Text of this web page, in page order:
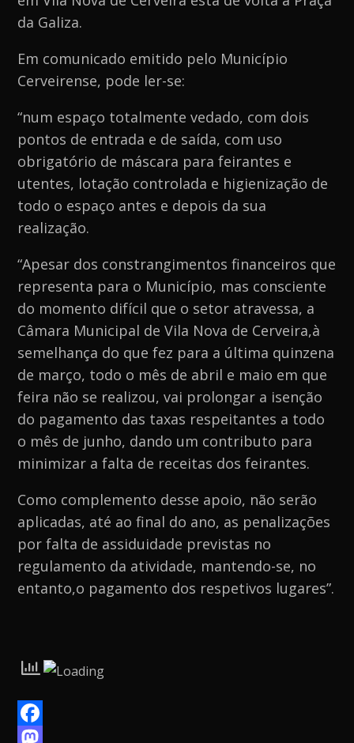
da Galiza.
Em comunicado emitido pelo Município
Cerveirense, pode ler-se:
“num espaço totalmente vedado, com dois
pontos de entrada e de saída, com uso
obrigatório de máscara para feirantes e
utentes, lotação controlada e higienização de
todo o espaço antes e depois da sua
realização.
“Apesar dos constrangimentos financeiros que
representa para o Município, mas consciente
do momento difícil que o setor atravessa, a
Câmara Municipal de Vila Nova de Cerveira,à
semelhança do que fez para a última quinzena
de março, todo o mês de abril e maio em que
feira não se realizou, vai prolongar a isenção
do pagamento das taxas respeitantes a todo
o mês de junho, dando um contributo para
minimizar a falta de receitas dos feirantes.
Como complemento desse apoio, não serão
aplicadas, até ao final do ano, as penalizações
por falta de assiduidade previstas no
regulamento da atividade, mantendo-se, no
entanto,o pagamento dos respetivos lugares”.
F